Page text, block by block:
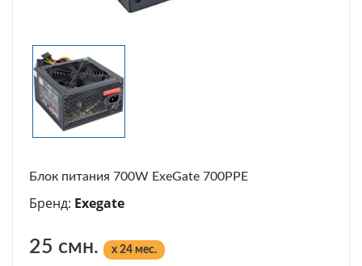
Блок питания 700W ExeGate 700PPE
Бренд: Exegate
25 смн. x 24 мес.